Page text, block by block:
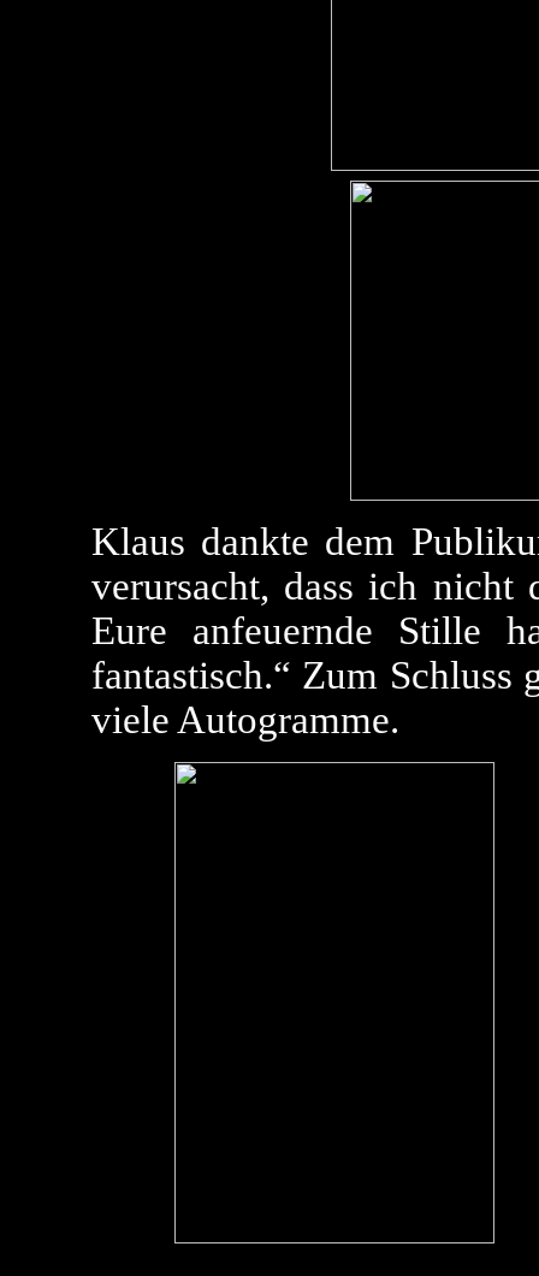
Klaus dankte dem
verursacht, dass ich nicht
Eure anfeuernde Stille
fantastisch.“ Zum
viele Autogramme.